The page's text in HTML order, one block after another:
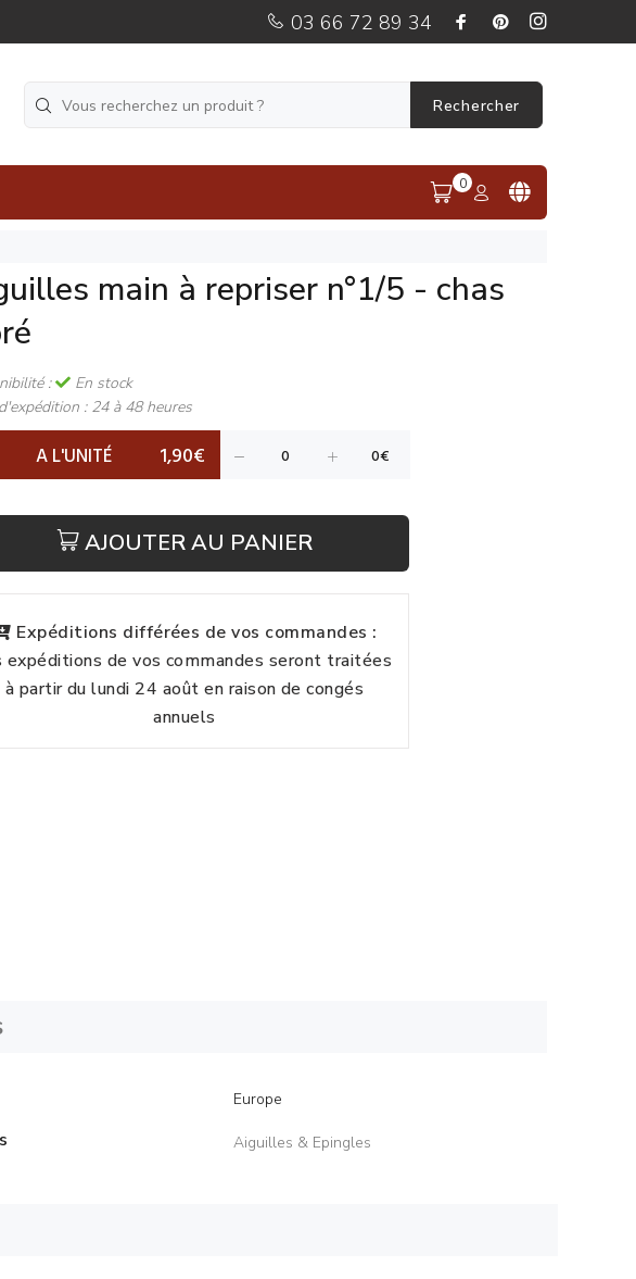
03 66 72 89 34
Rechercher
0
main à repriser n°1/5 - chas
:
En stock
: 24 à 48 heures
A L'UNITÉ 1,90€
AJOUTER AU PANIER
Expéditions différées de vos commandes :
expéditions de vos commandes seront traitées
à partir du lundi 24 août en raison de congés
annuels
Europe
Aiguilles & Epingles